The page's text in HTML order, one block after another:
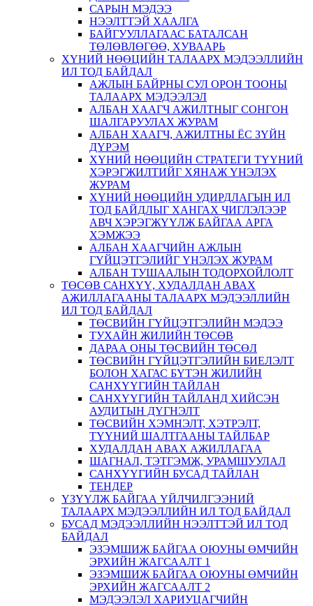
САРЫН МЭДЭЭ
НЭЭЛТТЭЙ ХААЛГА
БАЙГУУЛЛАГААС БАТАЛСАН
ТӨЛӨВЛӨГӨӨ, ХУВААРЬ
ХҮНИЙ НӨӨЦИЙН ТАЛААРХ МЭДЭЭЛЛИЙН
ИЛ ТОД БАЙДАЛ
АЖЛЫН БАЙРНЫ СУЛ ОРОН ТООНЫ
ТАЛААРХ МЭДЭЭЛЭЛ
АЛБАН ХААГЧ АЖИЛТНЫГ СОНГОН
ШАЛГАРУУЛАХ ЖУРАМ
АЛБАН ХААГЧ, АЖИЛТНЫ ЁС ЗҮЙН
ДҮРЭМ
ХҮНИЙ НӨӨЦИЙН СТРАТЕГИ ТҮҮНИЙ
ХЭРЭГЖИЛТИЙГ ХЯНАЖ ҮНЭЛЭХ
ЖУРАМ
ХҮНИЙ НӨӨЦИЙН УДИРДЛАГЫН ИЛ
ТОД БАЙДЛЫГ ХАНГАХ ЧИГЛЭЛЭЭР
АВЧ ХЭРЭГЖҮҮЛЖ БАЙГАА АРГА
ХЭМЖЭЭ
АЛБАН ХААГЧИЙН АЖЛЫН
ГҮЙЦЭТГЭЛИЙГ ҮНЭЛЭХ ЖУРАМ
АЛБАН ТУШААЛЫН ТОДОРХОЙЛОЛТ
ТӨСӨВ САНХҮҮ, ХУДАЛДАН АВАХ
АЖИЛЛАГААНЫ ТАЛААРХ МЭДЭЭЛЛИЙН
ИЛ ТОД БАЙДАЛ
ТӨСВИЙН ГҮЙЦЭТГЭЛИЙН МЭДЭЭ
ТУХАЙН ЖИЛИЙН ТӨСӨВ
ДАРАА ОНЫ ТӨСВИЙН ТӨСӨЛ
ТӨСВИЙН ГҮЙЦЭТГЭЛИЙН БИЕЛЭЛТ
БОЛОН ХАГАС БҮТЭН ЖИЛИЙН
САНХҮҮГИЙН ТАЙЛАН
САНХҮҮГИЙН ТАЙЛАНД ХИЙСЭН
АУДИТЫН ДҮГНЭЛТ
ТӨСВИЙН ХЭМНЭЛТ, ХЭТРЭЛТ,
ТҮҮНИЙ ШАЛТГААНЫ ТАЙЛБАР
ХУДАЛДАН АВАХ АЖИЛЛАГАА
ШАГНАЛ, ТЭТГЭМЖ, УРАМШУУЛАЛ
САНХҮҮГИЙН БУСАД ТАЙЛАН
ТЕНДЕР
ҮЗҮҮЛЖ БАЙГАА ҮЙЛЧИЛГЭЭНИЙ
ТАЛААРХ МЭДЭЭЛЛИЙН ИЛ ТОД БАЙДАЛ
БУСАД МЭДЭЭЛЛИЙН НЭЭЛТТЭЙ ИЛ ТОД
БАЙДАЛ
ЭЗЭМШИЖ БАЙГАА ОЮУНЫ ӨМЧИЙН
ЭРХИЙН ЖАГСААЛТ 1
ЭЗЭМШИЖ БАЙГАА ОЮУНЫ ӨМЧИЙН
ЭРХИЙН ЖАГСААЛТ 2
МЭДЭЭЛЭЛ ХАРИУЦАГЧИЙН